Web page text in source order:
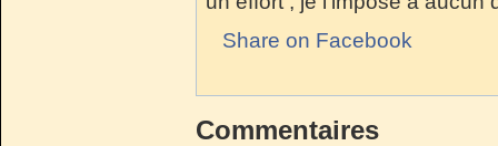
Share on Facebook
Commentaires